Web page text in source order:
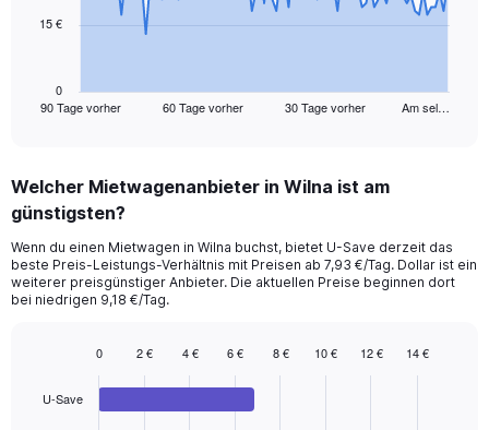
The
Range:
91
The
chart
has
displaying
values.
90 Tage vorher 60 Tage vorher 30 Tage vorher Am sel…
0
15 €
End
Welcher Mietwagenanbieter in Wilna ist am
günstigsten?
Wenn du einen Mietwagen in Wilna buchst, bietet U-Save derzeit das
beste Preis-Leistungs-Verhältnis mit Preisen ab 7,93 €/Tag. Dollar ist ein
weiterer preisgünstiger Anbieter. Die aktuellen Preise beginnen dort
bei niedrigen 9,18 €/Tag.
with
U-Save
0 2 € 4 € 6 € 8 € 10 € 12 € 14 €